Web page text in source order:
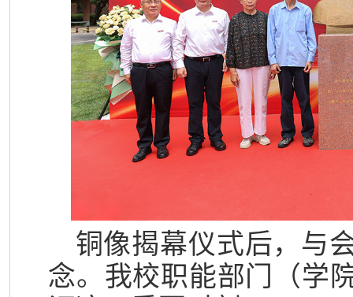
铜像揭幕仪式后，与
念。我校职能部门（学